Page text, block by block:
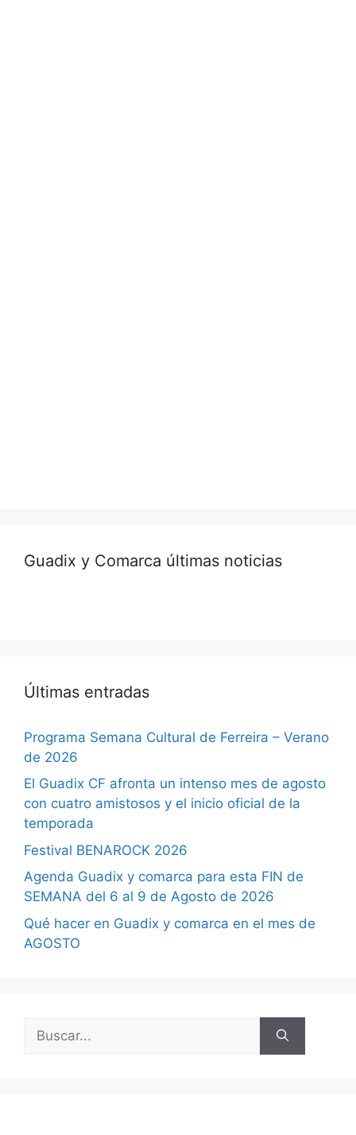
Guadix y Comarca últimas noticias
Últimas entradas
Programa Semana Cultural de Ferreira – Verano
de 2026
El Guadix CF afronta un intenso mes de agosto
con cuatro amistosos y el inicio oficial de la
temporada
Festival BENAROCK 2026
Agenda Guadix y comarca para esta FIN de
SEMANA del 6 al 9 de Agosto de 2026
Qué hacer en Guadix y comarca en el mes de
AGOSTO